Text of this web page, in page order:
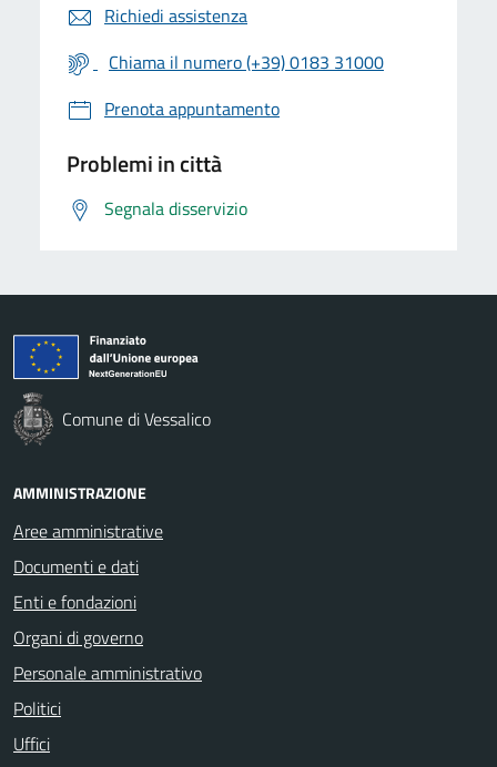
Richiedi assistenza
Chiama il numero (+39) 0183 31000
Prenota appuntamento
Problemi in città
Segnala disservizio
Comune di Vessalico
AMMINISTRAZIONE
Aree amministrative
Documenti e dati
Enti e fondazioni
Organi di governo
Personale amministrativo
Politici
Uffici